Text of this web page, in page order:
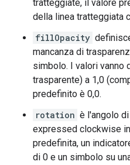
tratteggiate, il valore
della linea tratteggiata
fillOpacity
mancanza di
simbolo. I valori vanno
trasparente) a 1,0
predefinito è 0,0.
rotation è l'angolo
expressed clockwise
predefinita, un
di 0 e un simbolo su